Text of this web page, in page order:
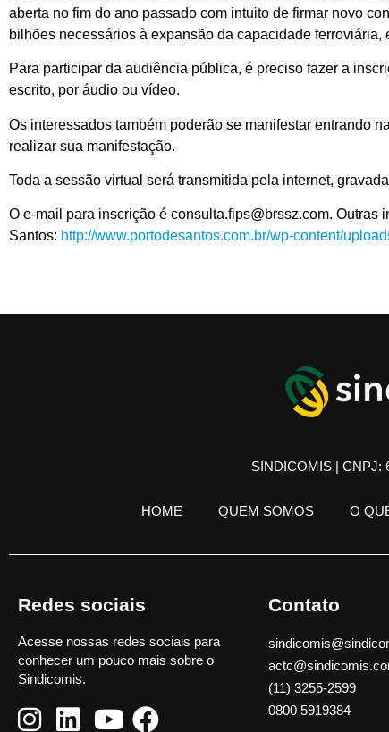
aberta no fim do ano passado com intuito de firmar novo
bilhões necessários à expansão da capacidade
Para participar da audiência pública, é preciso fazer a
escrito, por áudio ou vídeo.
Os interessados também poderão se manifestar entrando
realizar sua manifestação.
Toda a sessão virtual será transmitida pela internet,
O e-mail para inscrição é consulta.fips@brssz.com.
Santos: http://www.portodesantos.com.br/wp-content/
SINDICOMIS | CNPJ:
HOME QUEM SOMOS O
Redes sociais
Acesse nossas redes sociais para
conhecer um pouco mais sobre o
Sindicomis.
Contato
(11) 3255-2599
0800 5919384